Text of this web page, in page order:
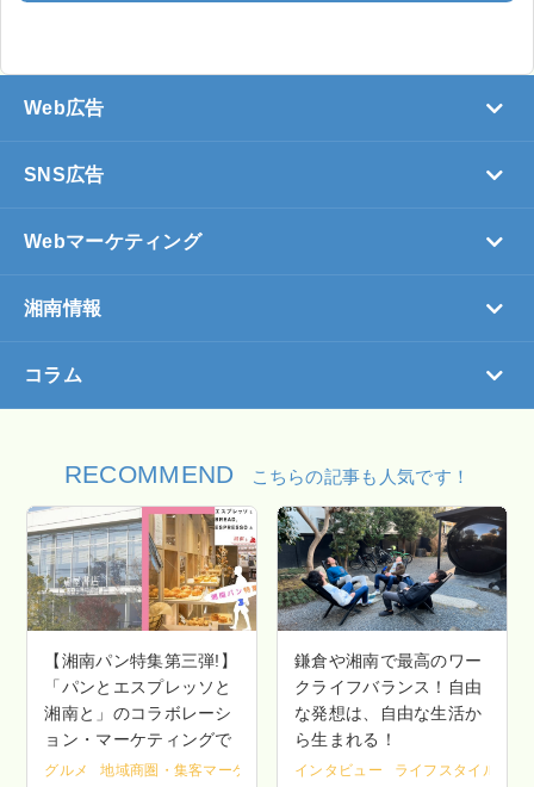
Web広告
SNS広告
Webマーケティング
湘南情報
コラム
RECOMMEND こちらの記事も人気です！
【湘南パン特集第三弾!】
「パンとエスプレッソと
湘南と」のコラボレーシ
ョン・マーケティングで
食と知を愉しむ
グルメ 地域商圏・集客マーケティング 新着情報 藤沢
鎌倉や湘南で最高のワー
クライフバランス！自由
な発想は、自由な生活か
ら生まれる！
インタビュー ライフスタイル